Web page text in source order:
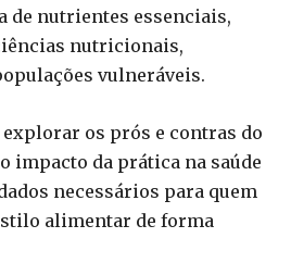
de nutrientes essenciais,
nutricionais,
vulneráveis.
os prós e contras do
impacto da prática na saúde
necessários para quem
alimentar de forma